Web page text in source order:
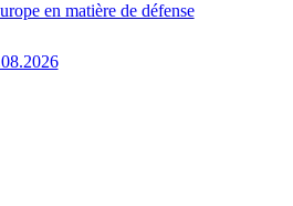
en matière de défense